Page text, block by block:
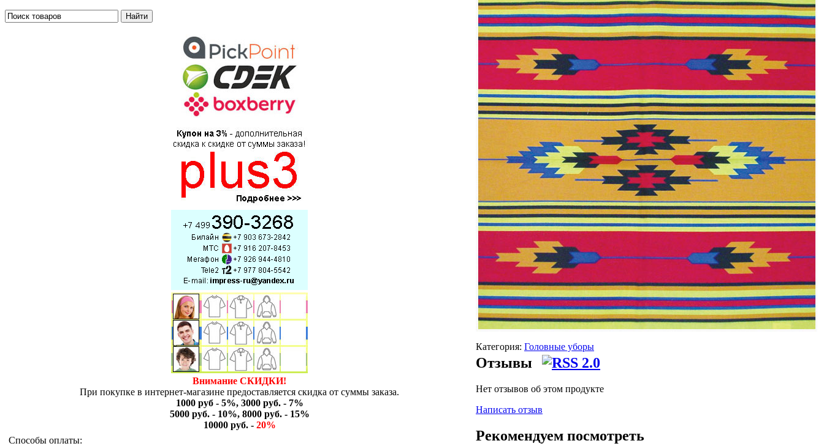
Внимание СКИДКИ!
При покупке в интернет-магазине предоставляется скидка от суммы заказа.
1000 руб - 5%, 3000 руб. - 7%
5000 руб. - 10%, 8000 руб. - 15%
10000 руб. - 20%
Способы оплаты:
Категория: Головные уборы
Отзывы
Нет отзывов об этом продукте
Написать отзыв
Рекомендуем посмотреть